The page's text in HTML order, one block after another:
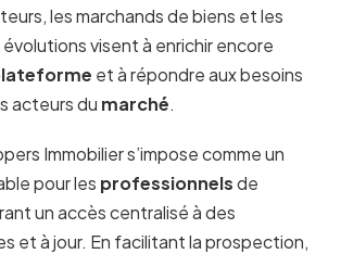
les marchands de biens et les
visent à enrichir encore
et à répondre aux besoins
acteurs du marché.
Immobilier s’impose comme un
pour les professionnelsde
un accès centralisé à des
et à jour. En facilitant la prospection,